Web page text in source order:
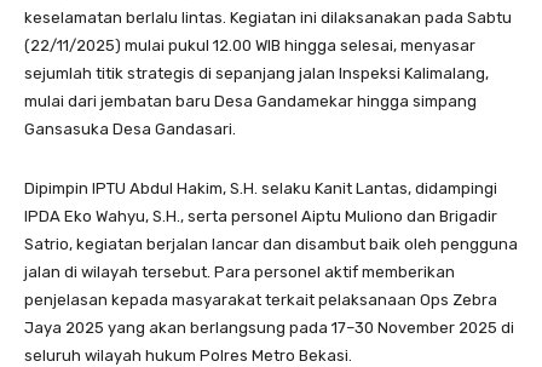
keselamatan berlalu lintas. Kegiatan ini dilaksanakan pada Sabtu
(22/11/2025) mulai pukul 12.00 WIB hingga selesai, menyasar
sejumlah titik strategis di sepanjang jalan Inspeksi Kalimalang,
mulai dari jembatan baru Desa Gandamekar hingga simpang
Gansasuka Desa Gandasari.
Dipimpin IPTU Abdul Hakim, S.H. selaku Kanit Lantas, didampingi
IPDA Eko Wahyu, S.H., serta personel Aiptu Muliono dan Brigadir
Satrio, kegiatan berjalan lancar dan disambut baik oleh pengguna
jalan di wilayah tersebut. Para personel aktif memberikan
penjelasan kepada masyarakat terkait pelaksanaan Ops Zebra
Jaya 2025 yang akan berlangsung pada 17–30 November 2025 di
seluruh wilayah hukum Polres Metro Bekasi.